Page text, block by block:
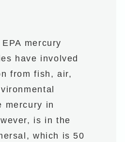
mercury
have involved
from fish, air,
mercury in
is in the
which is 50